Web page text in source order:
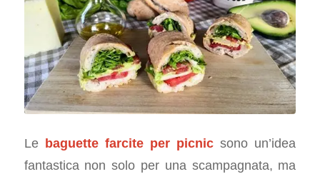
Le baguette farcite per picnic sono un’idea
fantastica non solo per una scampagnata, ma